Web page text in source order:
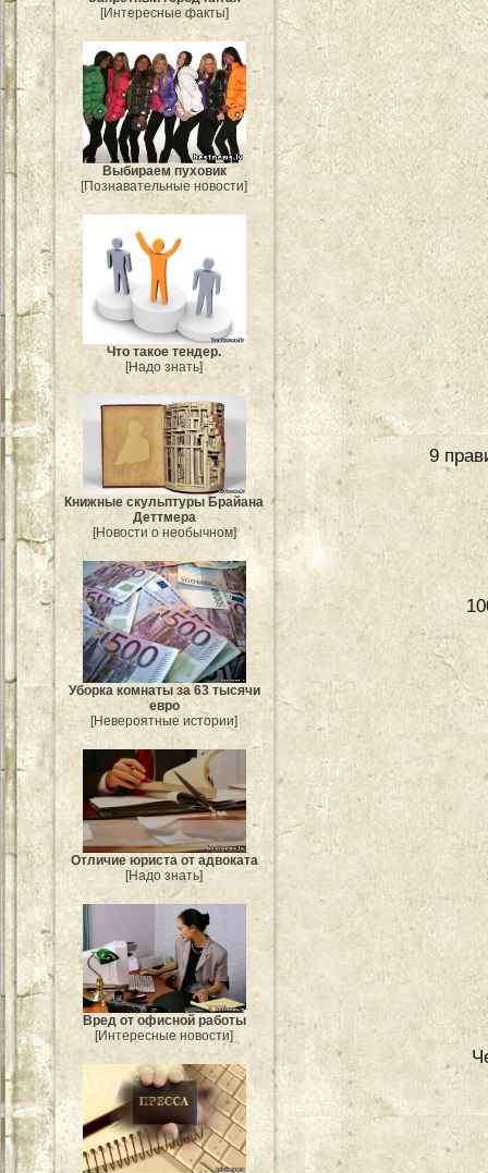
[Интересные факты]
Выбираем пуховик
[Познавательные новости]
Что такое тендер.
[Надо знать]
Книжные скульптуры Брайана
Деттмера
[Новости о необычном]
Уборка комнаты за 63 тысячи
евро
[Невероятные истории]
Отличие юриста от адвоката
[Надо знать]
Вред от офисной работы
[Интересные новости]
9